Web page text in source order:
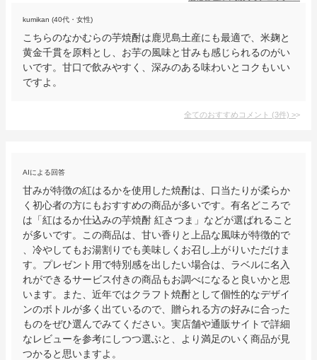
kumikan (40代・女性)
こちらのなかむらの芋焼酎は鹿児島土産にも最適で、米麹と
黄金千貫を原料とし、お芋の風味と甘みも感じられるのがい
いです。甘口で飲みやすく、深みのある味わいとコクもいい
ですよ。
全てのおすすめコメント (3件) >
AIによる回答
甘みが特徴の紅はるかを使用した焼酎は、口当たりが柔らか
く初心者の方にもおすすめの商品が多いです。有名どころで
は「紅はるか仕込みの芋焼酎 紅さつま」などが選ばれること
が多いです。この商品は、甘い香りと上品な風味が特徴的で
、冷やしてもお湯割りでも美味しくお召し上がりいただけま
す。プレゼント用で特別感を出したい場合は、ラベルに名入
れができるサービス付きの商品もお調べになると良いかと思
います。また、近年ではクラフト焼酎として個性的なデザイ
ンのボトルが多く出ているので、贈られる方の好みに合った
ものをぜひ選んでみてください。実店舗や通販サイトで詳細
なレビューを参考にしつつ選ぶと、より満足のいく商品が見
つかると思いますよ。